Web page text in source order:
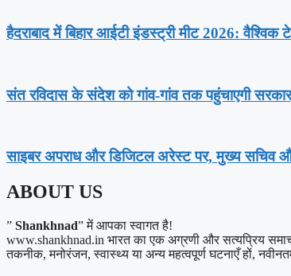
हैदराबाद में बिहार आईटी इंडस्ट्री मीट 2026:
संत रविदास के संदेश को गांव-गांव तक पहुंचाएगी
साइबर अपराध और डिजिटल अरेस्ट पर, मुख्य सचिव
ABOUT US
” Shankhnad” में आपका स्वागत है!
www.shankhnad.in भारत का एक अग्रणी और सत्यप्रिय
तकनीक, मनोरंजन, स्वास्थ्य या अन्य महत्वपूर्ण घटनाएँ हों,